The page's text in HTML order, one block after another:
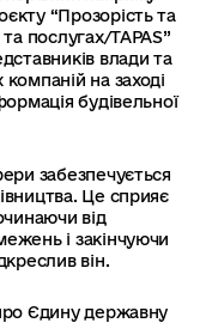
“Прозорість та
послугах/TAPAS”
влади та
на заході
будівельної
забезпечується
Це сприяє
від
і закінчуючи
він.
Єдину державну